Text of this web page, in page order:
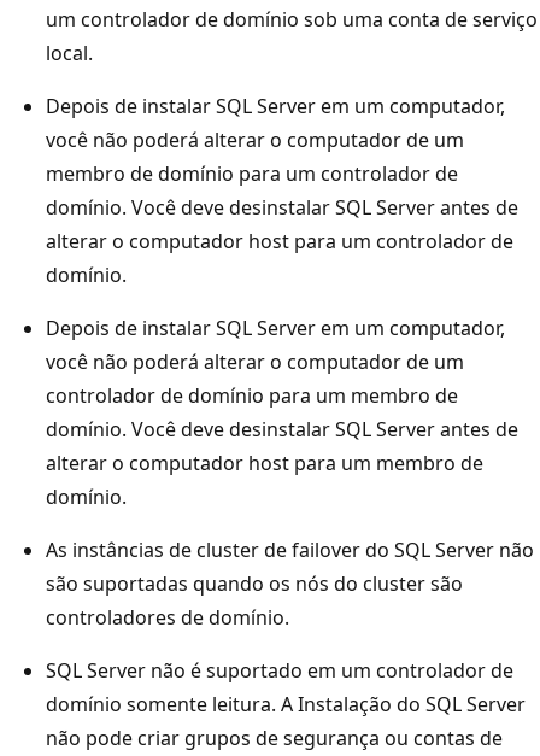
um controlador de domínio sob uma conta de serviço
local.
Depois de instalar SQL Server em um computador,
você não poderá alterar o computador de um
membro de domínio para um controlador de
domínio. Você deve desinstalar SQL Server antes de
alterar o computador host para um controlador de
domínio.
Depois de instalar SQL Server em um computador,
você não poderá alterar o computador de um
controlador de domínio para um membro de
domínio. Você deve desinstalar SQL Server antes de
alterar o computador host para um membro de
domínio.
As instâncias de cluster de failover do SQL Server não
são suportadas quando os nós do cluster são
controladores de domínio.
SQL Server não é suportado em um controlador de
domínio somente leitura. A Instalação do SQL Server
não pode criar grupos de segurança ou contas de